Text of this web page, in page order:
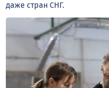
даже стран СНГ.